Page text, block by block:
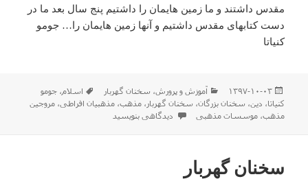
مقدس داشتند و ما زمین هایمان را داشتیم پنج سال بعد ما در
دست کتابهای مقدس داشتیم و آنها زمین هایمان را… جومو
کنیاتا
ارسال
شده
در
۱۳۹۷-۱۰-۰۳ دسته‌ها
آموزش و پرورش، سخنان گهربار برچسب‌ها
اسلام،جومو
کنیاتا، دین، سخنان بزرگان، سخنان گهربار ،مذهب،مذهبیان افراطی،مروجین
مذهب،موسسات مذهبی برای سخنان گهربار
دیدگاهی بنویسید
سخنان گهربار